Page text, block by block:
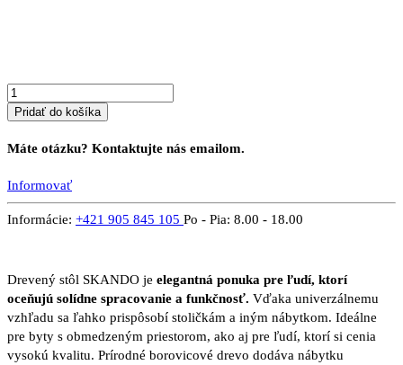
Pridať do košíka
Máte otázku? Kontaktujte nás emailom.
Informovať
Informácie: +421 905 845 105 Po - Pia: 8.00 - 18.00
Drevený stôl SKANDO je elegantná ponuka pre ľudí, ktorí
oceňujú solídne spracovanie a funkčnosť. Vďaka univerzálnemu
vzhľadu sa ľahko prispôsobí stoličkám a iným nábytkom. Ideálne
pre byty s obmedzeným priestorom, ako aj pre ľudí, ktorí si cenia
vysokú kvalitu. Prírodné borovicové drevo dodáva nábytku